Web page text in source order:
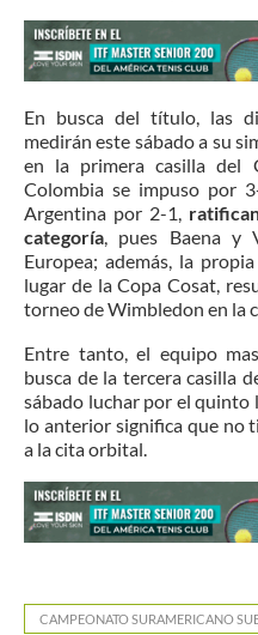
En busca del título, las
medirán este sábado a su
en la primera casilla del
Colombia se impuso por
Argentina por 2-1,
categoría , pues Baena y
Europea; además, la
lugar de la Copa Cosat,
torneo de Wimbledon en la
Entre tanto, el equipo
busca de la tercera casilla
sábado luchar por el quinto
lo anterior significa que no
a la cita orbital.
CAMPEONATO SURAMERICANO